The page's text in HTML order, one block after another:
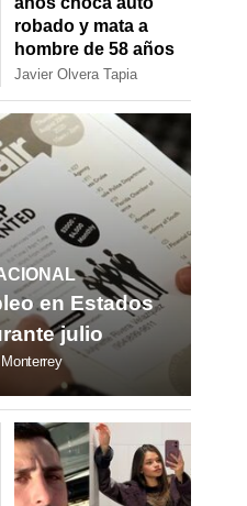
robado y mata a
hombre de 58 años
Javier Olvera Tapia
en Estados
julio